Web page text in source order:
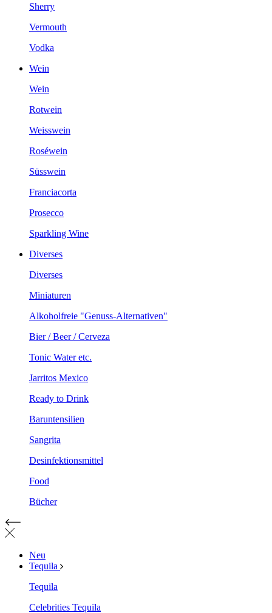
Sherry
Vermouth
Vodka
Wein
Wein
Rotwein
Weisswein
Roséwein
Süsswein
Franciacorta
Prosecco
Sparkling Wine
Diverses
Diverses
Miniaturen
Alkoholfreie "Genuss-Alternativen"
Bier / Beer / Cerveza
Tonic Water etc.
Jarritos Mexico
Ready to Drink
Baruntensilien
Sangrita
Desinfektionsmittel
Food
Bücher
Neu
Tequila
Tequila
Celebrities Tequila